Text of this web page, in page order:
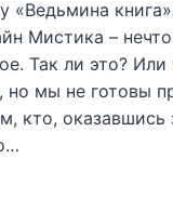
«Ведьмина
Мистика – нечто
Так ли это? Или
но мы не готовы
кто, оказавшись